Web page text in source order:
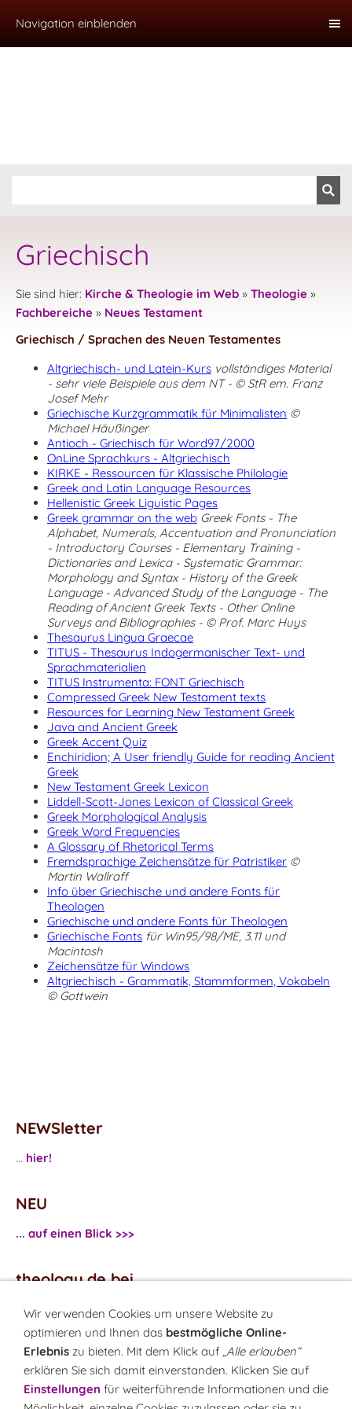
Navigation einblenden
Griechisch
Sie sind hier: Kirche & Theologie im Web » Theologie »
Fachbereiche » Neues Testament
Griechisch / Sprachen des Neuen Testamentes
Altgriechisch- und Latein-Kurs vollständiges Material
- sehr viele Beispiele aus dem NT - © StR em. Franz
Josef Mehr
Griechische Kurzgrammatik für Minimalisten ©
Michael Häußinger
Antioch - Griechisch für Word97/2000
OnLine Sprachkurs - Altgriechisch
KIRKE - Ressourcen für Klassische Philologie
Greek and Latin Language Resources
Hellenistic Greek Liguistic Pages
Greek grammar on the web Greek Fonts - The
Alphabet, Numerals, Accentuation and Pronunciation
- Introductory Courses - Elementary Training -
Dictionaries and Lexica - Systematic Grammar:
Morphology and Syntax - History of the Greek
Language - Advanced Study of the Language - The
Reading of Ancient Greek Texts - Other Online
Surveys and Bibliographies - © Prof. Marc Huys
Thesaurus Lingua Graecae
TITUS - Thesaurus Indogermanischer Text- und
Sprachmaterialien
TITUS Instrumenta: FONT Griechisch
Compressed Greek New Testament texts
Resources for Learning New Testament Greek
Java and Ancient Greek
Greek Accent Quiz
Enchiridion; A User friendly Guide for reading Ancient
Greek
New Testament Greek Lexicon
Liddell-Scott-Jones Lexicon of Classical Greek
Greek Morphological Analysis
Greek Word Frequencies
A Glossary of Rhetorical Terms
Fremdsprachige Zeichensätze für Patristiker ©
Martin Wallraff
Info über Griechische und andere Fonts für
Theologen
Griechische und andere Fonts für Theologen
Griechische Fonts für Win95/98/ME, 3.11 und
Macintosh
Zeichensätze für Windows
Altgriechisch - Grammatik, Stammformen, Vokabeln
© Gottwein
NEWSletter
... hier!
NEU
... auf einen Blick >>>
theology.de bei
...Facebook
...Twitter
Monatsrätsel
Rätseln & Gewinnen!
Wir verwenden Cookies um unsere Website zu
optimieren und Ihnen das bestmögliche Online-
Erlebnis zu bieten. Mit dem Klick auf „Alle erlauben“
erklären Sie sich damit einverstanden. Klicken Sie auf
Einstellungen für weiterführende Informationen und die